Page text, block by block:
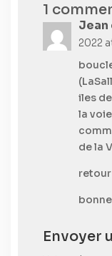
1
Jean
2022
iles
la
de la
Envoyer